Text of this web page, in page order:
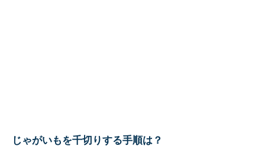
じゃがいもを千切りする手順は？